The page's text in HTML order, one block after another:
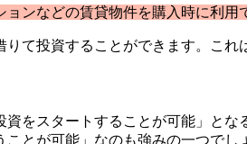
ンなどの賃貸物件を購入時に利用
て投資することができます。これ
をスタートすることが可能」と
とが可能」なのも強みの一つでし